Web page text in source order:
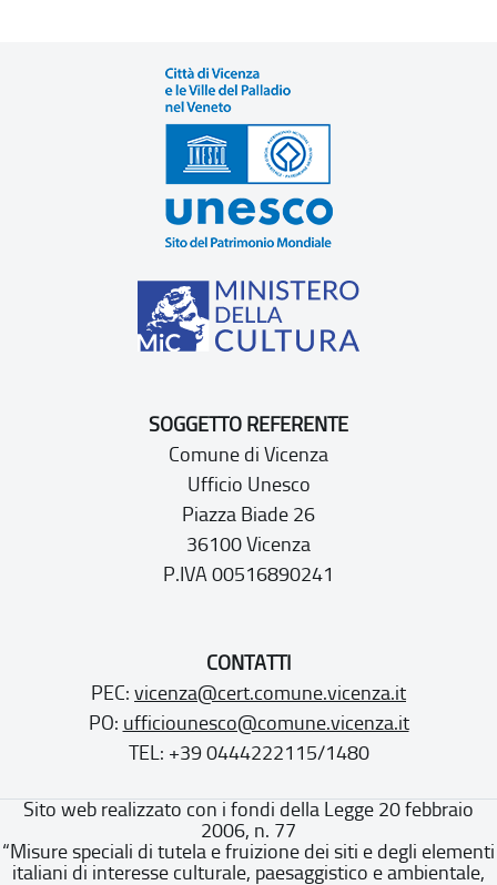
SOGGETTO REFERENTE
Comune di Vicenza
Ufficio Unesco
Piazza Biade 26
36100 Vicenza
P.IVA 00516890241
CONTATTI
PEC: vicenza@cert.comune.vicenza.it
PO: ufficiounesco@comune.vicenza.it
TEL: +39 0444222115/1480
Sito web realizzato con i fondi della Legge 20 febbraio
2006, n. 77
“Misure speciali di tutela e fruizione dei siti e degli elementi
italiani di interesse culturale, paesaggistico e ambientale,